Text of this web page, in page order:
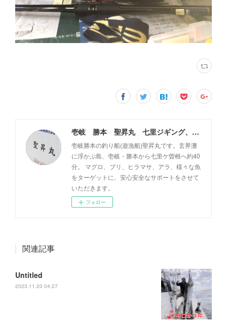
壱岐 勝本 聖昇丸 七里ジギング、タイラバ
壱岐勝本の釣り船(遊漁船)聖昇丸です。玄界灘
に浮かぶ島、壱岐・勝本から七里ケ曽根へ約40
分。 マグロ、ブリ、ヒラマサ、アラ、様々な魚
をターゲットに、安心安全なサポートをさせて
いただきます。
フォロー
関連記事
Untitled
2023.11.20 04:27